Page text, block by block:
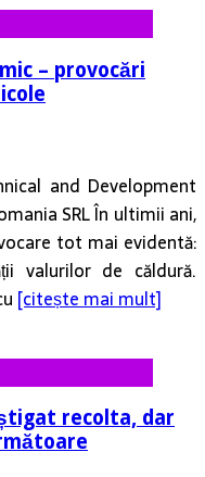
– provocări
and Development
SRL În ultimii ani,
tot mai evidentă:
valurilor de căldură.
[citește mai mult]
recolta, dar